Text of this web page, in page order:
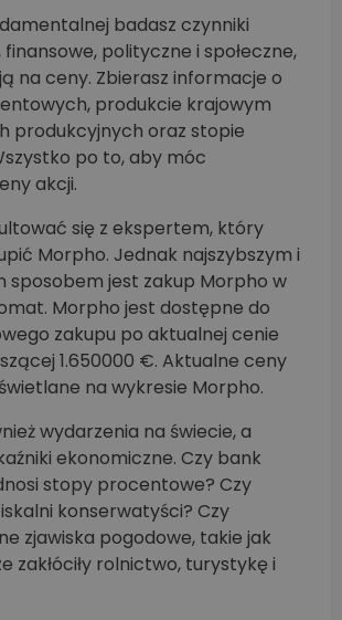
badasz czynniki
polityczne i społeczne,
na ceny. Zbierasz informacje o
produkcie krajowym
produkcyjnych oraz stopie
po to, aby móc
akcji.
się z ekspertem, który
Morpho. Jednak najszybszym i
sposobem jest zakup Morpho w
Morpho jest dostępne do
zakupu po aktualnej cenie
1.650000 €. Aktualne ceny
na wykresie Morpho.
wydarzenia na świecie, a
ekonomiczne. Czy bank
stopy procentowe? Czy
konserwatyści? Czy
zjawiska pogodowe, takie jak
zakłóciły rolnictwo, turystykę i